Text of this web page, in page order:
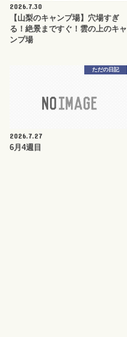
2026.7.30
【山梨のキャンプ場】穴場すぎ
る！絶景まですぐ！雲の上のキャ
ンプ場
ただの日記
2026.7.27
6月4週目